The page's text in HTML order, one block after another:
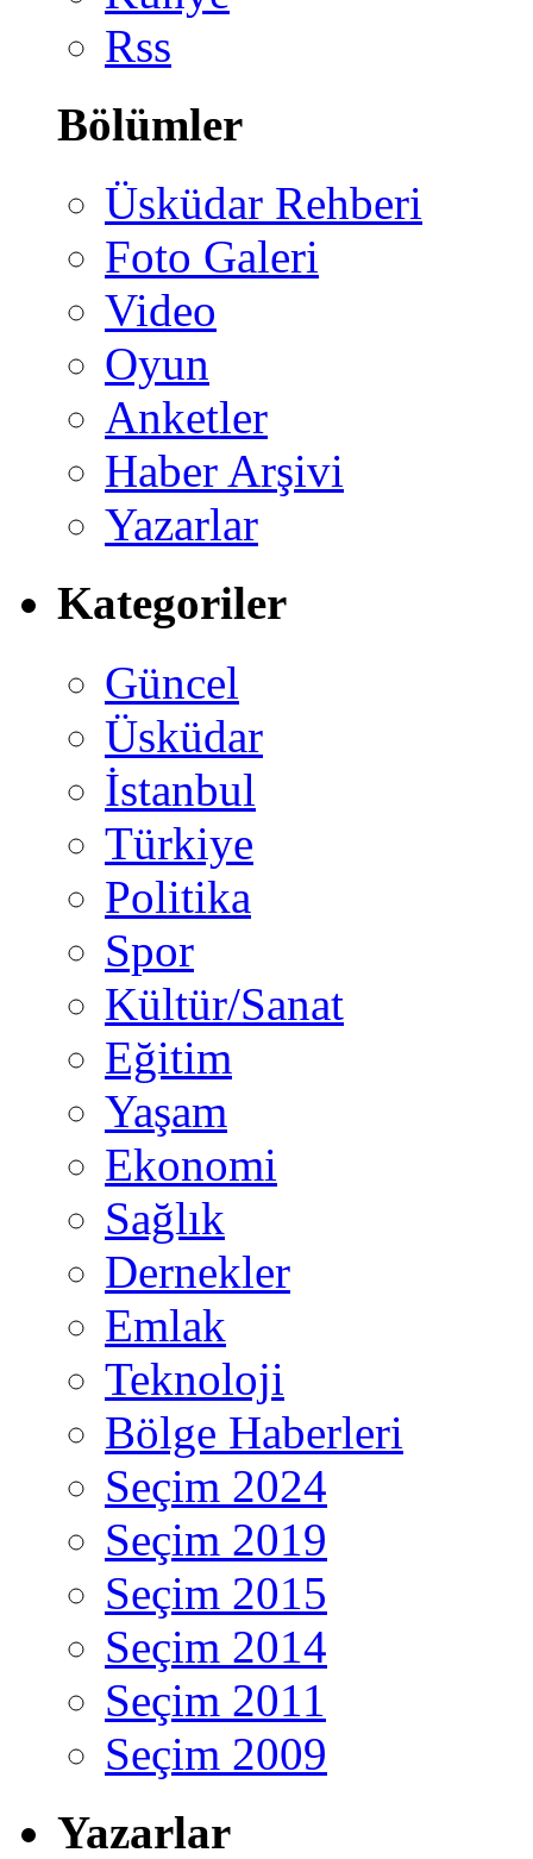
Rss
Bölümler
Üsküdar Rehberi
Foto Galeri
Video
Oyun
Anketler
Haber Arşivi
Yazarlar
Kategoriler
Güncel
Üsküdar
İstanbul
Türkiye
Politika
Spor
Kültür/Sanat
Eğitim
Yaşam
Ekonomi
Sağlık
Dernekler
Emlak
Teknoloji
Bölge Haberleri
Seçim 2024
Seçim 2019
Seçim 2015
Seçim 2014
Seçim 2011
Seçim 2009
Yazarlar